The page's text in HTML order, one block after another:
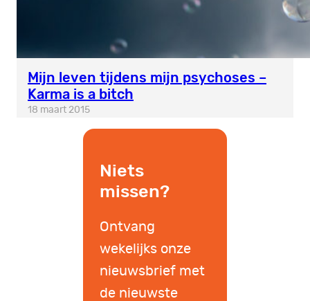
Mijn leven tijdens mijn psychoses –
Karma is a bitch
18 maart 2015
Niets
missen?
Ontvang
wekelijks onze
nieuwsbrief met
de nieuwste